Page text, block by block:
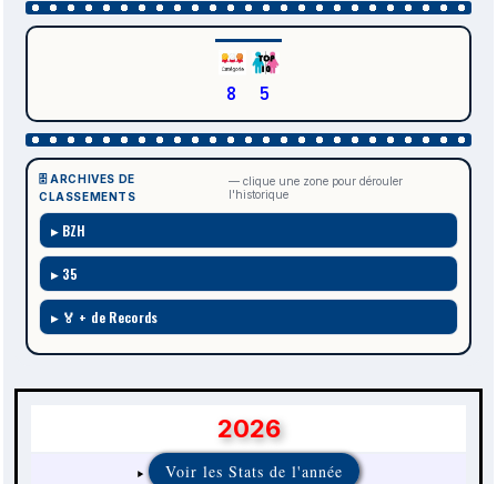
8 5
🗄️ ARCHIVES DE
CLASSEMENTS
— clique une zone pour dérouler
l'historique
BZH
35
🏅 + de Records
2026
Voir les Stats de l'année